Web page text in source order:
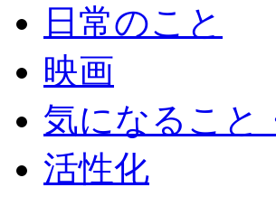
日常のこと
映画
気になること
活性化